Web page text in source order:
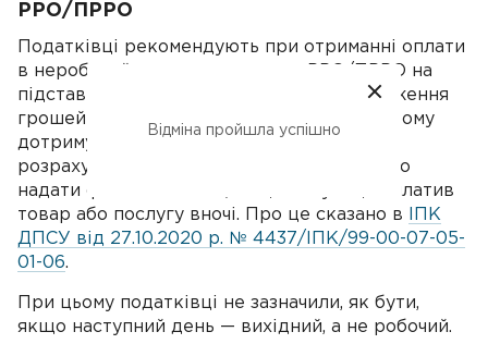
РРО/ПРРО
Податківці рекомендують при отриманні оплати
в неробочий час застосовувати РРО/ПРРО на
підставі банківської виписки про надходження
грошей не пізніше наступного дня, при цьому
дотримуватися хронології здійснення
розрахункових операцій. Адже неможливо
надати фіскальний чек, якщо покупець оплатив
товар або послугу вночі. Про це сказано в
ІПК
ДПСУ від 27.10.2020 р. № 4437/ІПК/99-00-07-05-
01-06.
При цьому податківці не зазначили, як бути,
якщо наступний день — вихідний, а не робочий.
Відміна пройшла успішно